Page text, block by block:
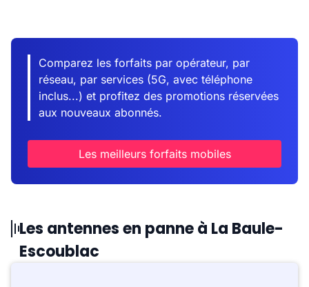
Comparez les forfaits par opérateur, par
réseau, par services (5G, avec téléphone
inclus...) et profitez des promotions réservées
aux nouveaux abonnés.
Les meilleurs forfaits mobiles
Les antennes en panne à La Baule-
Escoublac